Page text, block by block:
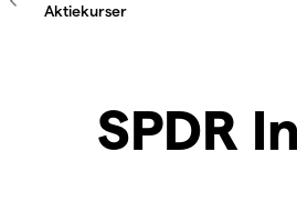
Aktiekurser
SPDR